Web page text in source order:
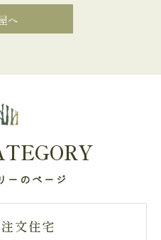
へ
ーのページ
文住宅